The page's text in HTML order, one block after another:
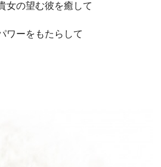
女の望む彼を癒して
ワーをもたらして